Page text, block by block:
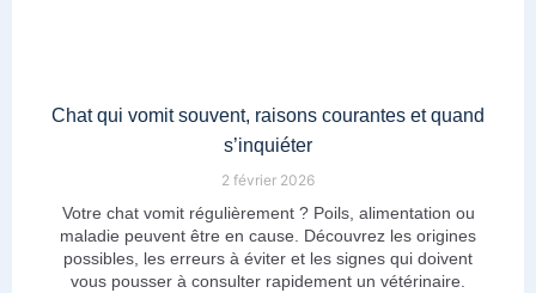
Chat qui vomit souvent, raisons courantes et quand
s’inquiéter
2 février 2026
Votre chat vomit régulièrement ? Poils, alimentation ou
maladie peuvent être en cause. Découvrez les origines
possibles, les erreurs à éviter et les signes qui doivent
vous pousser à consulter rapidement un vétérinaire.